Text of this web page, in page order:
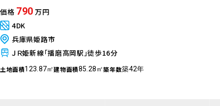
価格 790 万円
4DK
兵庫県姫路市
ＪＲ姫新線「播磨高岡駅」徒歩16分
土地面積123.87㎡建物面積85.28㎡築年数築42年